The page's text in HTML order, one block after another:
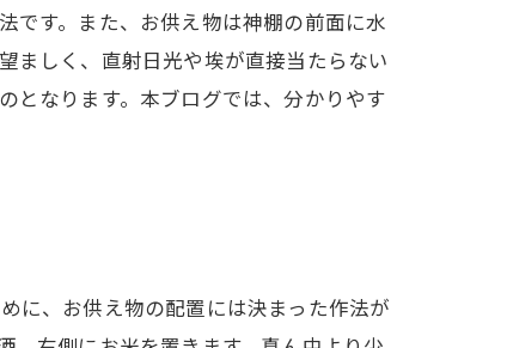
です。また、お供え物は神棚の前面に水
ましく、直射日光や埃が直接当たらない
となります。本ブログでは、分かりやす
に、お供え物の配置には決まった作法が